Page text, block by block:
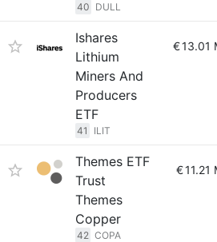
40 DULL
Ishares
Lithium
Miners And
Producers
ETF
41 ILIT
€13.01
Themes ETF
Trust
Themes
Copper
42 COPA
€11.21